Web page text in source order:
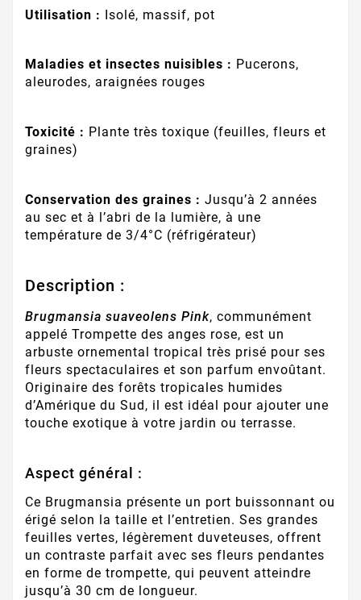
Utilisation : Isolé, massif, pot
Maladies et insectes nuisibles : Pucerons,
aleurodes, araignées rouges
Toxicité : Plante très toxique (feuilles, fleurs et
graines)
Conservation des graines : Jusqu’à 2 années
au sec et à l’abri de la lumière, à une
température de 3/4°C (réfrigérateur)
Description :
Brugmansia suaveolens Pink, communément
appelé Trompette des anges rose, est un
arbuste ornemental tropical très prisé pour ses
fleurs spectaculaires et son parfum envoûtant.
Originaire des forêts tropicales humides
d’Amérique du Sud, il est idéal pour ajouter une
touche exotique à votre jardin ou terrasse.
Aspect général :
Ce Brugmansia présente un port buissonnant ou
érigé selon la taille et l’entretien. Ses grandes
feuilles vertes, légèrement duveteuses, offrent
un contraste parfait avec ses fleurs pendantes
en forme de trompette, qui peuvent atteindre
jusqu’à 30 cm de longueur.